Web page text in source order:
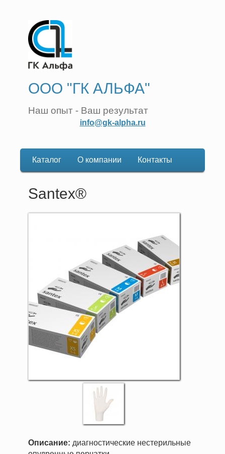
ООО "ГК АЛЬФА"
Наш опыт - Ваш результат
info@gk-alpha.ru
Основная
навигация
Каталог О компании Контакты
Santex®
Описание: диагностические нестерильные